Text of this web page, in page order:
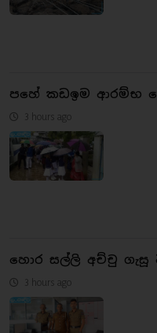
පහේ කඩඉම ආරම්භ
3 hours ago
හොර සල්ලි අච්චු ගැසූ
3 hours ago